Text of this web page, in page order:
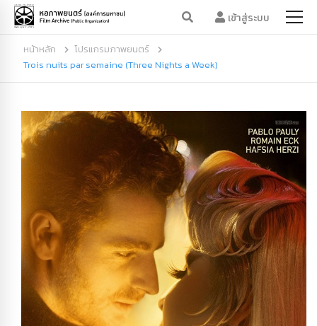
เข้าสู่ระบบ
หน้าหลัก
โปรแกรมภาพยนตร์
Trois nuits par semaine (Three Nights a Week)